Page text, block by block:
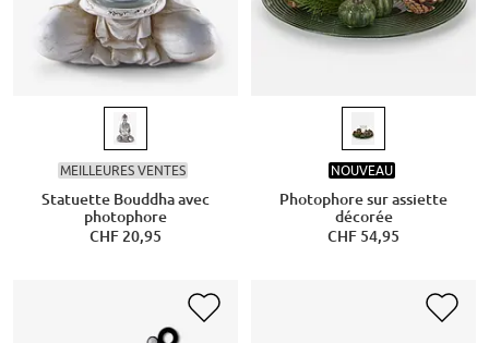
MEILLEURES VENTES
Statuette Bouddha avec
photophore
CHF 20,95
NOUVEAU
Photophore sur assiette
décorée
CHF 54,95